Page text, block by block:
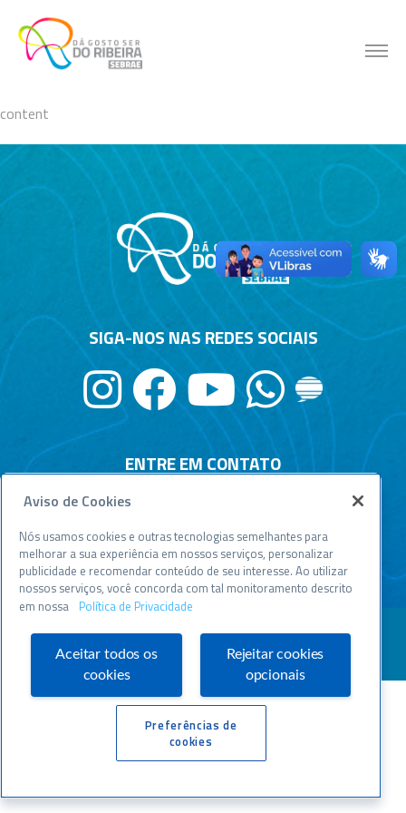
content
content
ENTRE EM CONTATO
Central de relacionamento
0800 570 0800
WWW.SEBRAESP.COM.BR
SIGA-NOS NAS REDES SOCIAIS
Aviso de Cookies
Nós usamos cookies e outras tecnologias semelhantes para
melhorar a sua experiência em nossos serviços, personalizar
publicidade e recomendar conteúdo de seu interesse. Ao utilizar
nossos serviços, você concorda com tal monitoramento descrito
em nossa Política de Privacidade
Aceitar todos os
cookies
Rejeitar cookies
opcionais
Preferências de
cookies